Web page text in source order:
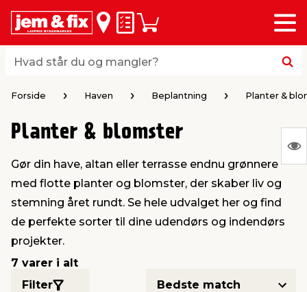
Hvad står du og mangler?
Hvad står du og mangler?
Huskeseddel
Indkøbskurv
Menu
loft & vægge
vinduer
brædder
& varme
& ophæng
& opbevaring
& armatur
& ventilation
Home
& kemikalier
& fugemasse
af værktøj
maskiner
Forside Haven Beplantning Planter &
Planter & blomster
Gør din have, altan eller terrasse endnu grønnere
med flotte planter og blomster, der skaber liv og
stemning året rundt. Se hele udvalget her og find
de perfekte sorter til dine udendørs og indendørs
projekter.
7 varer i alt
Filter